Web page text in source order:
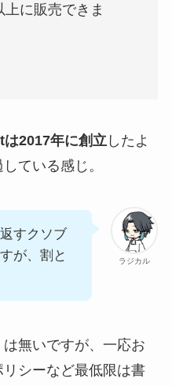
に販売できま
2017年に創立したよ
ている感じ。
ラジカル
すクソブ
が、割と
無いですが、一応お
シーなど最低限は書